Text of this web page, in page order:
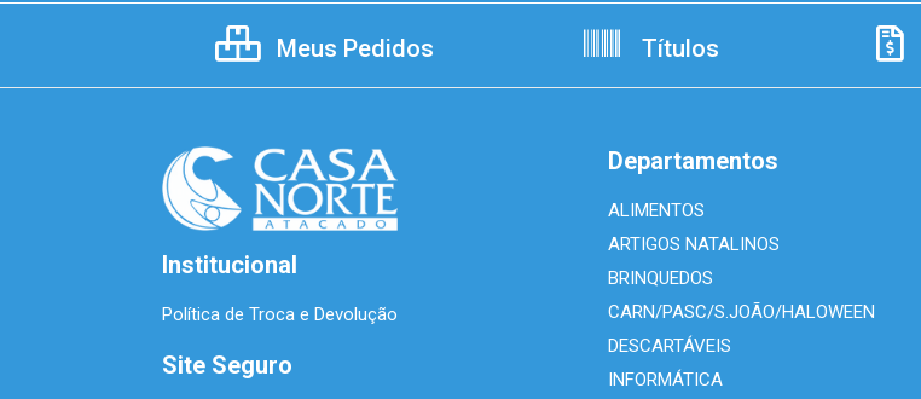
Meus Pedidos Títulos
Institucional
Política de Troca e Devolução
Site Seguro
Departamentos
ALIMENTOS
ARTIGOS NATALINOS
BRINQUEDOS
CARN/PASC/S.JOÃO/HALOWEEN
DESCARTÁVEIS
INFORMÁTICA